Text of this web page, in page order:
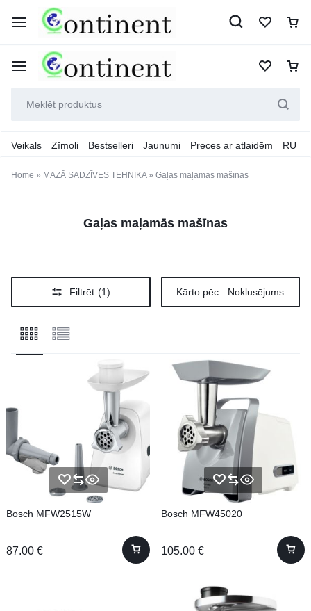
Veikals Zīmoli Bestselleri Jaunumi Preces ar atlaidēm RU
Home » MAZĀ SADZĪVES TEHNIKA» Gaļas maļamās mašīnas
Gaļas maļamās mašīnas
Filtrēt (1) Kārto pēc : Noklusējums
Bosch MFW2515W
87.00 €
Bosch MFW45020
105.00 €